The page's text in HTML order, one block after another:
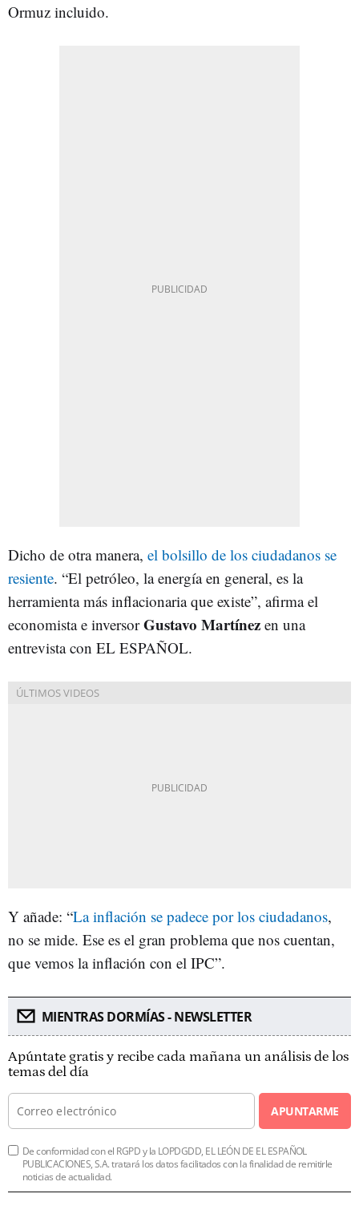
Ormuz incluido.
Dicho de otra manera, el bolsillo de los ciudadanos se
resiente. “El petróleo, la energía en general, es la
herramienta más inflacionaria que existe”, afirma el
economista e inversorGustavo Martínez en una
entrevista con EL ESPAÑOL.
Y añade: “La inflación se padece por los ciudadanos,
no se mide. Ese es el gran problema que nos cuentan,
que vemos la inflación con el IPC”.
MIENTRAS DORMÍAS - NEWSLETTER
Apúntate gratis y recibe cada mañana un análisis de los
temas del día
APUNTARME
De conformidad con el RGPD y la LOPDGDD, EL LEÓN DE EL ESPAÑOL
PUBLICACIONES, S.A. tratará los datos facilitados con la finalidad de remitirle
noticias de actualidad.